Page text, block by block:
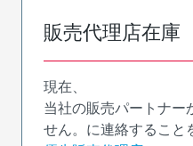
販売代理店在庫
現在、
当社の販売パートナー
せん。に連絡すること